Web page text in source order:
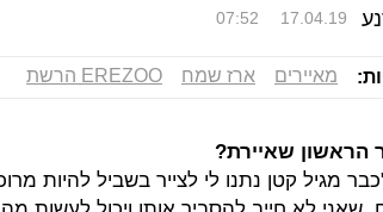
07:52 17.04.19
מאיירים ארז שמח EREZOO הרשת
הראשון שאיירת?
מגיל קטן נתנו לי לצייר בשביל להיות